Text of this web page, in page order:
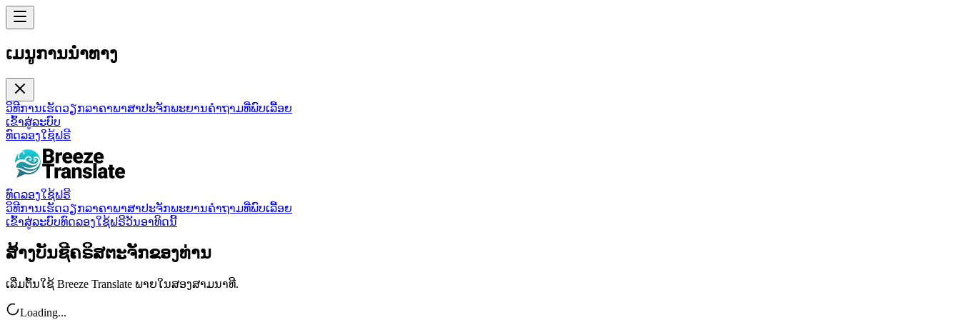
ເມນູການນຳທາງ
ວິທີການເຮັດວຽກລາຄາພາສາປະຈັກພະຍານຄໍາຖາມທີ່ພົບເລື້ອຍ
ເຂົ້າສູ່ລະບົບ
ທົດລອງໃຊ້ຟຣີ
ທົດລອງໃຊ້ຟຣີ
ວິທີການເຮັດວຽກລາຄາພາສາປະຈັກພະຍານຄໍາຖາມທີ່ພົບເລື້ອຍ
ເຂົ້າສູ່ລະບົບທົດລອງໃຊ້ຟຣີວັນອາທິດນີ້
ສ້າງບັນຊີຄຣິສຕະຈັກຂອງທ່ານ
ເລີ່ມຕົ້ນໃຊ້ Breeze Translate ພາຍໃນສອງສາມນາທີ.
Loading...